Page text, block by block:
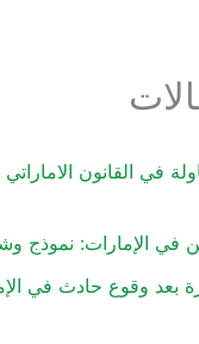
في القانون الاماراتي
في الإمارات: نموذج
بعد وقوع حادث في